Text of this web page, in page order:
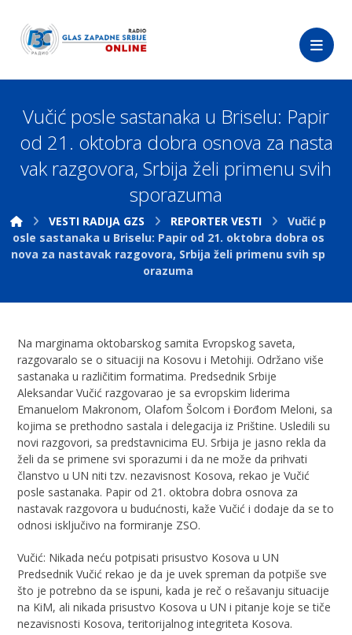
Vučić posle sastanaka u Briselu: Papir
od 21. oktobra dobra osnova za nasta
vak razgovora, Srbija želi primenu svih
sporazuma
VESTI RADIJA GZS REPORTER VESTI
Vučić p
osle sastanaka u Briselu: Papir od 21. oktobra dobra os
nova za nastavak razgovora, Srbija želi primenu svih sp
orazuma
Na marginama oktobarskog samita Evropskog saveta,
razgovaralo se o situaciji na Kosovu i Metohiji. Održano više
sastanaka u različitim formatima. Predsednik Srbije
Aleksandar Vučić razgovarao je sa evropskim liderima
Emanuelom Makronom, Olafom Šolcom i Đorđom Meloni, sa
kojima se prethodno sastala i delegacija iz Prištine. Usledili su
novi razgovori, sa predstavnicima EU. Srbija je jasno rekla da
želi da se primene svi sporazumi i da ne može da prihvati
članstvo u UN niti tzv. nezavisnost Kosova, rekao je Vučić
posle sastanaka. Papir od 21. oktobra dobra osnova za
nastavak razgovora u budućnosti, kaže Vučić i dodaje da se to
odnosi isključivo na formiranje ZSO.
Vučić: Nikada neću potpisati prisustvo Kosova u UN
Predsednik Vučić rekao je da je uvek spreman da potpiše sve
što je potrebno da se ispuni, kada je reč o rešavanju situacije
na KiM, ali nikada prisustvo Kosova u UN i pitanje koje se tiče
nezavisnosti Kosova, teritorijalnog integriteta Kosova.